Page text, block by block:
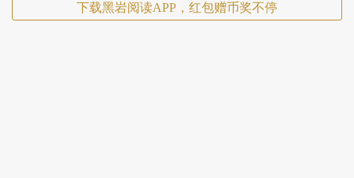
下载黑岩阅读APP，红包赠币奖不停